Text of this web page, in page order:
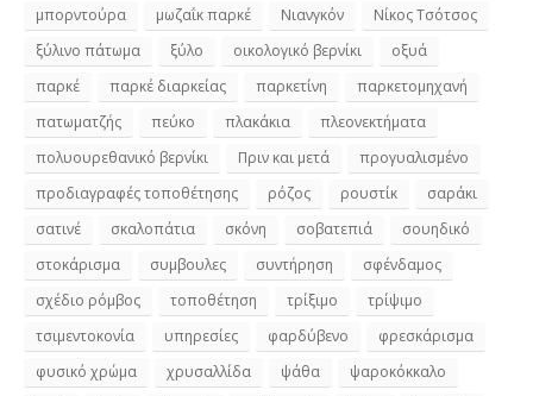
μπορντούρα
μωζαΐκ παρκέ Νιανγκόν
Νίκος Τσότσος
ξύλινο πάτωμα
ξύλο οικολογικό βερνίκι
οξυά
παρκέ
παρκέ διαρκείας παρκετίνη
παρκετομηχανή
πατωματζής
πεύκο πλακάκια
πλεονεκτήματα
πολυουρεθανικό βερνίκι
Πριν και μετά
προγυαλισμένο
προδιαγραφές τοποθέτησης
ρόζος ρουστίκ
σαράκι
σατινέ
σκαλοπάτια σκόνη σοβατεπιά
σουηδικό
στοκάρισμα
συμβουλες συντήρηση
σφένδαμος
σχέδιο ρόμβος
τοποθέτηση τρίξιμο
τρίψιμο
τσιμεντοκονία
υπηρεσίες φαρδύβενο
φρεσκάρισμα
φυσικό χρώμα
χρυσαλλίδα ψάθα
ψαροκόκκαλο